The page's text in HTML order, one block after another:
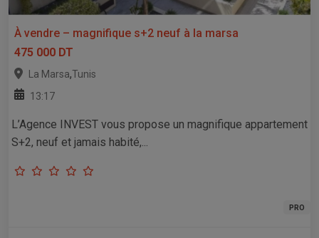
À vendre – magnifique s+2 neuf à la marsa
475 000 DT
La Marsa,Tunis
13:17
L’Agence INVEST vous propose un magnifique appartement
S+2, neuf et jamais habité,...
PRO